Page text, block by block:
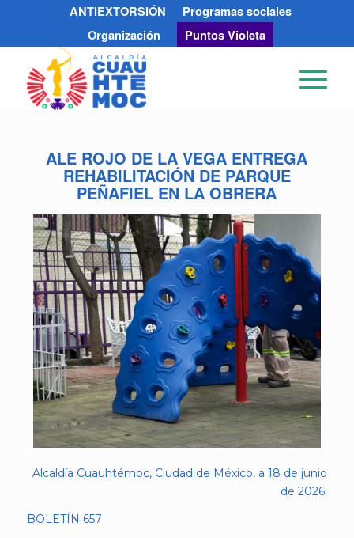
ANTIEXTORSIÓN
Programas sociales
Organización
Puntos Violeta
ALE ROJO DE LA VEGA ENTREGA
REHABILITACIÓN DE PARQUE
PEÑAFIEL EN LA OBRERA
Alcaldía Cuauhtémoc, Ciudad de México, a 18 de junio
de 2026.
BOLETÍN 657